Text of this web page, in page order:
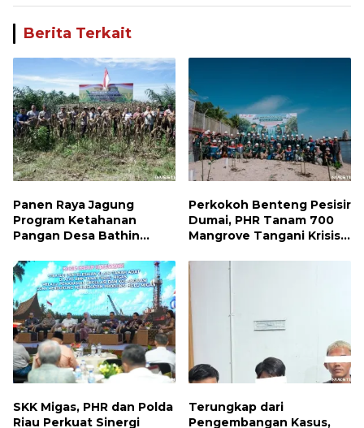
Berita Terkait
Panen Raya Jagung
Program Ketahanan
Pangan Desa Bathin
Mandau Tahun 2026
Perkokoh Benteng Pesisir
Dumai, PHR Tanam 700
Mangrove Tangani Krisis
Keanekaragaman Hayati
SKK Migas, PHR dan Polda
Riau Perkuat Sinergi
Terungkap dari
Pengembangan Kasus,